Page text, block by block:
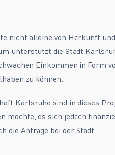
nicht alleine von Herkunft
unterstützt die Stadt
Einkommen in Form
zu können.
Karlsruhe sind in dieses
möchte, es sich jedoch
die Anträge bei der Stadt.